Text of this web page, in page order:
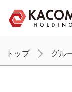
トップ グル